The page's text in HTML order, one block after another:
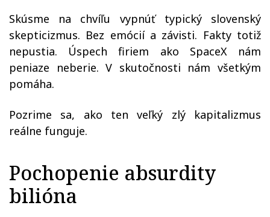
Skúsme na chvíľu vypnúť typický slovenský
skepticizmus. Bez emócií a závisti. Fakty totiž
nepustia. Úspech firiem ako SpaceX nám
peniaze neberie. V skutočnosti nám všetkým
pomáha.
Pozrime sa, ako ten veľký zlý kapitalizmus
reálne funguje.
Pochopenie absurdity
bilióna